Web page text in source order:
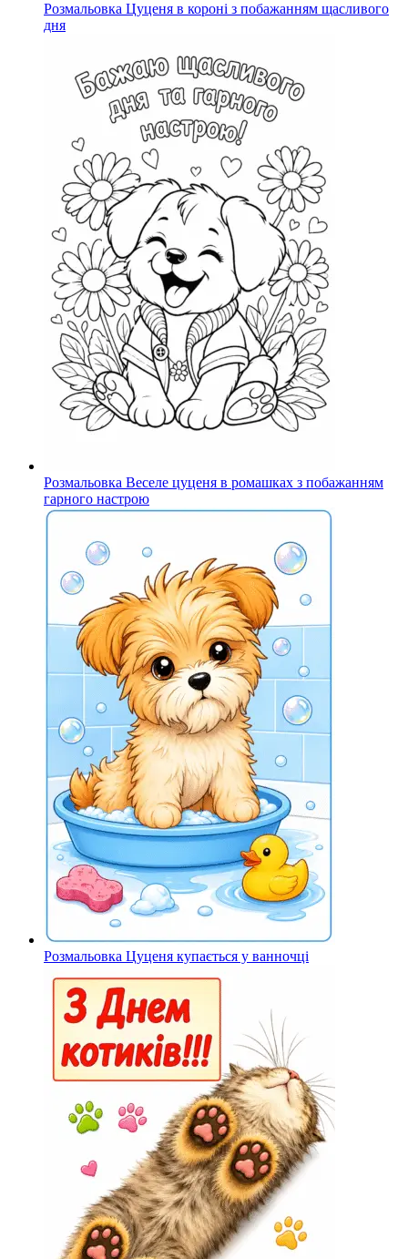
Розмальовка Цуценя в короні з побажанням щасливого
дня
Розмальовка Веселе цуценя в ромашках з побажанням
гарного настрою
Розмальовка Цуценя купається у ванночці